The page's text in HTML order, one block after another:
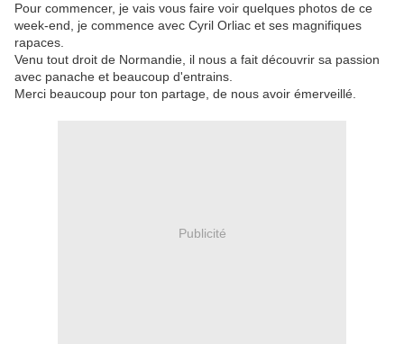
Pour commencer, je vais vous faire voir quelques photos de ce
week-end, je commence avec Cyril Orliac et ses magnifiques
rapaces.
Venu tout droit de Normandie, il nous a fait découvrir sa passion
avec panache et beaucoup d'entrains.
Merci beaucoup pour ton partage, de nous avoir émerveillé.
Publicité